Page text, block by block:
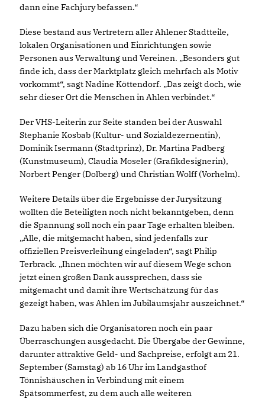
dann eine Fachjury befassen.“
Diese bestand aus Vertretern aller Ahlener Stadtteile,
lokalen Organisationen und Einrichtungen sowie
Personen aus Verwaltung und Vereinen. „Besonders gut
finde ich, dass der Marktplatz gleich mehrfach als Motiv
vorkommt“, sagt Nadine Köttendorf. „Das zeigt doch, wie
sehr dieser Ort die Menschen in Ahlen verbindet.“
Der VHS-Leiterin zur Seite standen bei der Auswahl
Stephanie Kosbab (Kultur- und Sozialdezernentin),
Dominik Isermann (Stadtprinz), Dr. Martina Padberg
(Kunstmuseum), Claudia Moseler (Grafikdesignerin),
Norbert Penger (Dolberg) und Christian Wolff (Vorhelm).
Weitere Details über die Ergebnisse der Jurysitzung
wollten die Beteiligten noch nicht bekanntgeben, denn
die Spannung soll noch ein paar Tage erhalten bleiben.
Alle, die mitgemacht haben, sind jedenfalls zur
offiziellen Preisverleihung eingeladen“, sagt Philip
Terbrack. „Ihnen möchten wir auf diesem Wege schon
jetzt einen großen Dank aussprechen, dass sie
mitgemacht und damit ihre Wertschätzung für das
gezeigt haben, was Ahlen im Jubiläumsjahr auszeichnet.“
Dazu haben sich die Organisatoren noch ein paar
Überraschungen ausgedacht. Die Übergabe der Gewinne,
darunter attraktive Geld- und Sachpreise, erfolgt am 21.
September (Samstag) ab 16 Uhr im Landgasthof
Tönnishäuschen in Verbindung mit einem
Spätsommerfest, zu dem auch alle weiteren